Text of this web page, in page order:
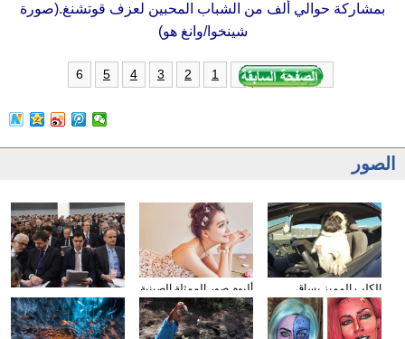
بمشاركة حوالي ألف من الشباب المحبين لعزف قوتشنغ.(صورة
شينخوا/وانغ هو)
1
2
3
4
5
6
الصور
وسائل الإعلام الأجنبية
تولي اهتمامها بتقرير عمل
الحكومة
ألبوم صور الممثلة الصينية
سون تشيان
الكلب المميز يساق
السيارات